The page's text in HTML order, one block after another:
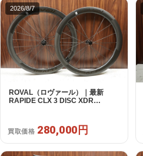
2026/8/7
ROVAL（ロヴァール）｜最新
RAPIDE CLX 3 DISC XDR
買取価格 280,000円